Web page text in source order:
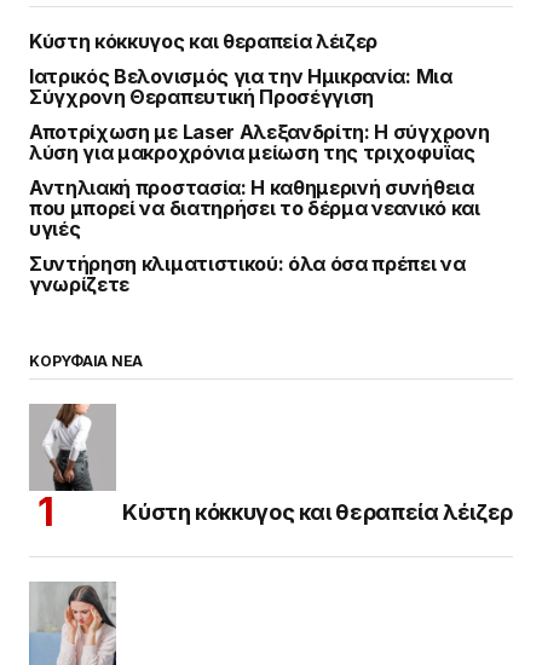
Κύστη κόκκυγος και θεραπεία λέιζερ
Ιατρικός Βελονισμός για την Ημικρανία: Μια
Σύγχρονη Θεραπευτική Προσέγγιση
Αποτρίχωση με Laser Αλεξανδρίτη: Η σύγχρονη
λύση για μακροχρόνια μείωση της τριχοφυΐας
Αντηλιακή προστασία: Η καθημερινή συνήθεια
που μπορεί να διατηρήσει το δέρμα νεανικό και
υγιές
Συντήρηση κλιματιστικού: όλα όσα πρέπει να
γνωρίζετε
ΚΟΡΥΦΑΙΑ ΝΕΑ
Κύστη κόκκυγος και θεραπεία λέιζερ